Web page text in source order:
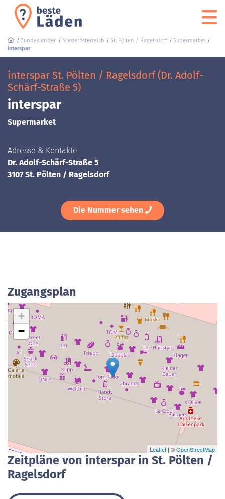
Bundesländer Niederösterreich St. Pölten / Ragelsdorf
Supermarket
interspar
interspar St. Pölten / Ragelsdorf (Dr. Adolf-
Schärf-Straße 5)
interspar
Supermarket
Adresse & Kontakte
Dr. Adolf-Schärf-Straße 5
3107 St. Pölten / Ragelsdorf
Die Nummer sehen
Zugangsplan
+
−
Leaflet | ©OpenStreetMap
Zeitpläne von interspar in St. Pölten /
Ragelsdorf